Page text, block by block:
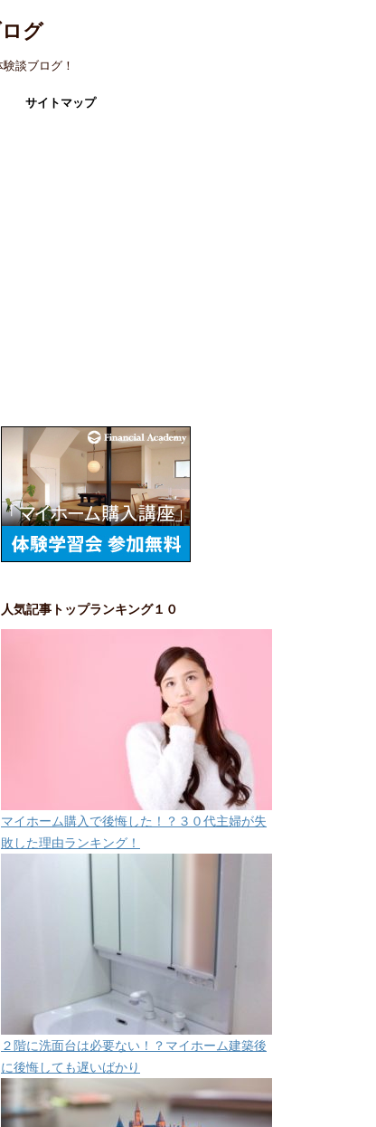
グ
談ブログ！
サイトマップ
人気記事トップランキング１０
マイホーム購入で後悔した！？３０代主婦が失
敗した理由ランキング！
２階に洗面台は必要ない！？マイホーム建築後
に後悔しても遅いばかり